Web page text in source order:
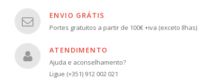
ENVIO GRÁTIS
Portes gratuitos a partir de 100€ +iva (exceto Ilhas)
ATENDIMENTO
Ajuda e aconselhamento?
Ligue (+351) 912 002 021